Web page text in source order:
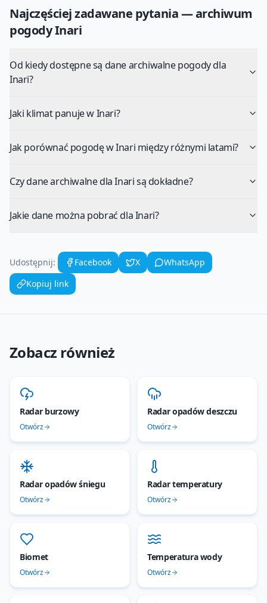
Najczęściej zadawane pytania — archiwum
pogodyInari
Od kiedy dostępne są dane archiwalne pogody dla
Inari?
Jaki klimat panuje w Inari?
Jak porównać pogodę w Inari między różnymi latami?
Czy dane archiwalne dla Inari są dokładne?
Jakie dane można pobrać dla Inari?
Udostępnij: Facebook X
WhatsApp
Kopiuj link
Zobacz również
Radar burzowy
Otwórz
Radar opadów deszczu
Otwórz
Radar opadów śniegu
Otwórz
Radar temperatury
Otwórz
Biomet
Otwórz
Temperatura wody
Otwórz